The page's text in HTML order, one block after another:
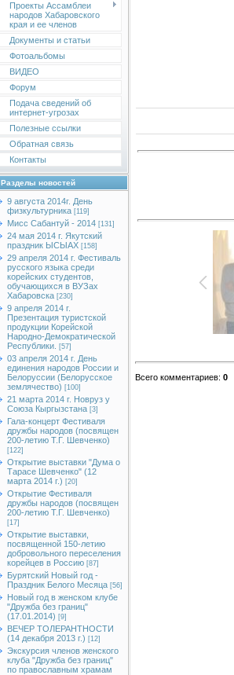
Проекты Ассамблеи
народов Хабаровского
края и ее членов
Документы и статьи
Фотоальбомы
ВИДЕО
Форум
Подача сведений об
интернет-угрозах
Полезные ссылки
Обратная связь
Контакты
Разделы новостей
9 августа 2014г. День
физкультурника [119]
Мисс Сабантуй - 2014 [131]
24 мая 2014 г. Якутский
праздник ЫСЫАХ [158]
29 апреля 2014 г. Фестиваль
русского языка среди
корейских студентов,
обучающихся в ВУЗах
Хабаровска [230]
9 апреля 2014 г.
Презентация туристской
продукции Корейской
Народно-Демократической
Республики.
[57]
03 апреля 2014 г. День
единения народов России и
Белоруссии (Белорусское
землячество) [100]
21 марта 2014 г. Новруз у
Союза Кыргызстана [3]
Гала-концерт Фестиваля
дружбы народов (посвящен
200-летию Т.Г. Шевченко)
[122]
Открытие выставки "Дума о
Тарасе Шевченко" (12
марта 2014 г.) [20]
Открытие Фестиваля
дружбы народов (посвящен
200-летию Т.Г. Шевченко)
[17]
Открытие выставки,
посвященной 150-летию
добровольного переселения
корейцев в Россию [87]
Бурятский Новый год -
Праздник Белого Месяца [56]
Новый год в женском клубе
"Дружба без границ"
(17.01.2014) [9]
ВЕЧЕР ТОЛЕРАНТНОСТИ
(14 декабря 2013 г.) [12]
Экскурсия членов женского
клуба "Дружба без границ"
по православным храмам
Всего комментариев: 0